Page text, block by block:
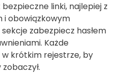
linki, najlepiej z
i obowiązkowym
zabezpiecz hasłem
Każde
krótkim rejestrze, by